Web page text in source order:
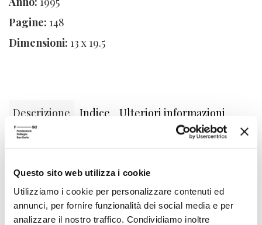
Questo sito web utilizza i cookie
Utilizziamo i cookie per personalizzare contenuti ed
annunci, per fornire funzionalità dei social media e per
analizzare il nostro traffico. Condividiamo inoltre
Pagine: 148
Dimensioni: 13 x 19.5
Descrizione Indice Ulteriori informazioni
Ideazione grafica della copertina
Realizzazioneufficio grafico Feltrinelli.
Illustrato daritratti immaginari di Don
Chisciotte.